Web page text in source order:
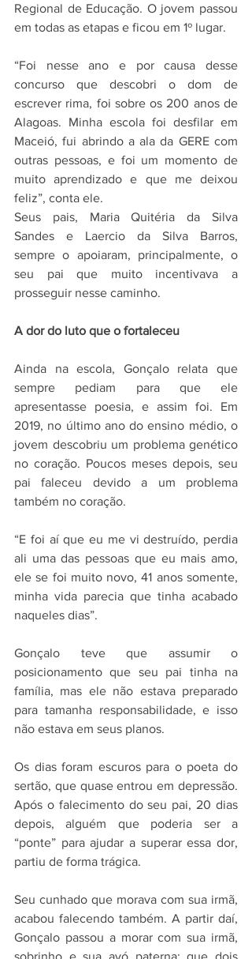
Regional de Educação. O jovem passou
em todas as etapas e ficou em 1º lugar.
“Foi nesse ano e por causa desse
concurso que descobri o dom de
escrever rima, foi sobre os 200 anos de
Alagoas. Minha escola foi desfilar em
Maceió, fui abrindo a ala da GERE com
outras pessoas, e foi um momento de
muito aprendizado e que me deixou
feliz”, conta ele.
Seus pais, Maria Quitéria da Silva
Sandes e Laercio da Silva Barros,
sempre o apoiaram, principalmente, o
seu pai que muito incentivava a
prosseguir nesse caminho.
A dor do luto que o fortaleceu
Ainda na escola, Gonçalo relata que
sempre pediam para que ele
apresentasse poesia, e assim foi. Em
2019, no último ano do ensino médio, o
jovem descobriu um problema genético
no coração. Poucos meses depois, seu
pai faleceu devido a um problema
também no coração.
“E foi aí que eu me vi destruído, perdia
ali uma das pessoas que eu mais amo,
ele se foi muito novo, 41 anos somente,
minha vida parecia que tinha acabado
naqueles dias”.
Gonçalo teve que assumir o
posicionamento que seu pai tinha na
família, mas ele não estava preparado
para tamanha responsabilidade, e isso
não estava em seus planos.
Os dias foram escuros para o poeta do
sertão, que quase entrou em depressão.
Após o falecimento do seu pai, 20 dias
depois, alguém que poderia ser a
“ponte” para ajudar a superar essa dor,
partiu de forma trágica.
Seu cunhado que morava com sua irmã,
acabou falecendo também. A partir daí,
Gonçalo passou a morar com sua irmã,
sobrinho e sua avó paterna; que dois